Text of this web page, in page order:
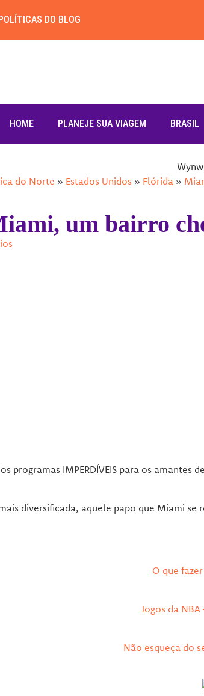
DO BLOG
HOME PLANEJE SUA VIAGEM BRASIL
do Norte » Estados Unidos » Flórida »
um bairro
programas IMPERDÍVEIS para os amantes
diversificada, aquele papo que Miami
O que
Jogos da
Não esqueça do